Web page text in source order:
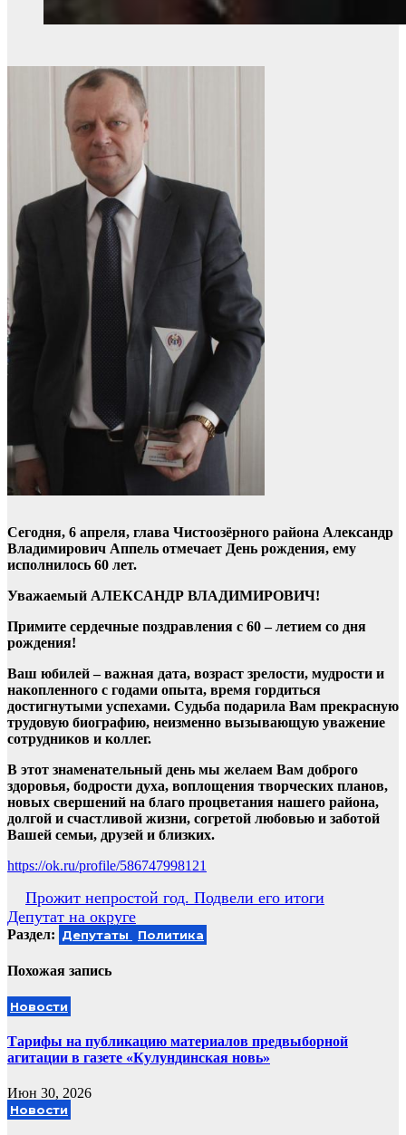
Сегодня, 6 апреля, глава Чистоозёрного района Александр
Владимирович Аппель отмечает День рождения, ему
исполнилось 60 лет.
Уважаемый АЛЕКСАНДР ВЛАДИМИРОВИЧ!
Примите сердечные поздравления с 60 – летием со дня
рождения!
Ваш юбилей – важная дата, возраст зрелости, мудрости и
накопленного с годами опыта, время гордиться
достигнутыми успехами. Судьба подарила Вам прекрасную
трудовую биографию, неизменно вызывающую уважение
сотрудников и коллег.
В этот знаменательный день мы желаем Вам доброго
здоровья, бодрости духа, воплощения творческих планов,
новых свершений на благо процветания нашего района,
долгой и счастливой жизни, согретой любовью и заботой
Вашей семьи, друзей и близких.
https://ok.ru/profile/586747998121
Навигация
по
записям
Прожит непростой год. Подвели его итоги
Депутат на округе
Раздел: Депутаты Политика
Похожая запись
Новости
Тарифы на публикацию материалов предвыборной
агитации в газете «Кулундинская новь»
Июн 30, 2026
Новости